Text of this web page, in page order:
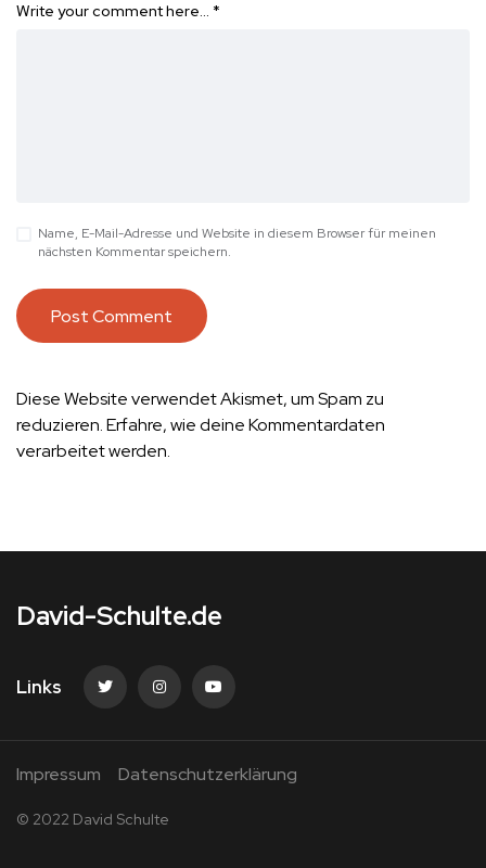
Write your comment here… *
Name, E-Mail-Adresse und Website in diesem Browser für meinen
nächsten Kommentar speichern.
Diese Website verwendet Akismet, um Spam zu
reduzieren.Erfahre, wie deine Kommentardaten
verarbeitet werden.
David-Schulte.de
Links
Impressum Datenschutzerklärung
© 2022 David Schulte